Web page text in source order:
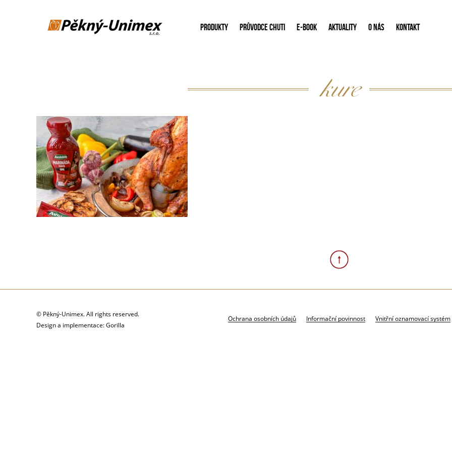
PRODUKTY PRŮVODCE CHUTI E-BOOK AKTUALITY O NÁS KONTAKT
kure
© Pěkný-Unimex. All rights reserved.
Design a implementace: Gorilla
Ochrana osobních údajů Informační povinnost Vnitřní oznamovací systém